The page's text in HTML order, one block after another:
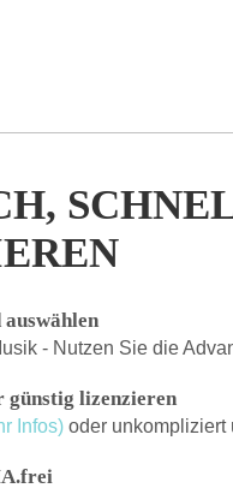
- Nutzen Sie die
günstig lizenzieren
Infos)oder unkompliziert